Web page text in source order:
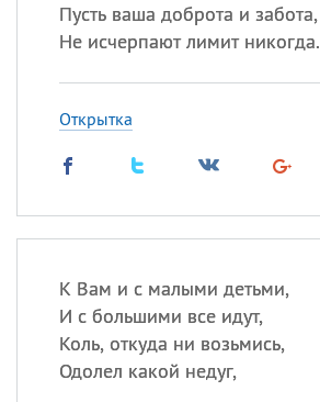
Пусть ваша доброта и забота,
Не исчерпают лимит никогда.
Открытка
К Вам и с малыми детьми,
И с большими все идут,
Коль, откуда ни возьмись,
Одолел какой недуг,